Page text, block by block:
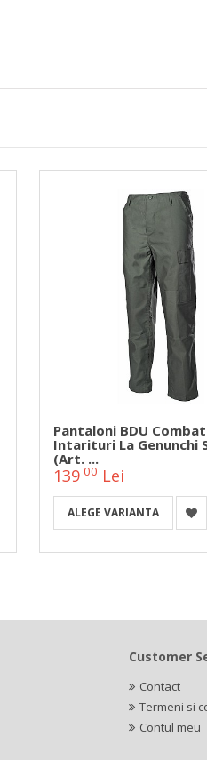
Pantaloni BDU
Intarituri La Genunchi
(Art. ...
13900 Lei
ALEGE VARIANTA
Customer
Contact
Termeni si
Contul meu